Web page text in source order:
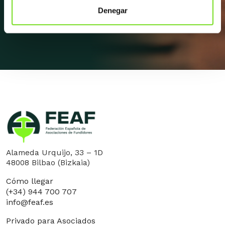
Denegar
Apúntate a la newsletter
Alameda Urquijo, 33 – 1D
48008 Bilbao (Bizkaia)
Cómo llegar
(+34) 944 700 707
info@feaf.es
Privado para Asociados